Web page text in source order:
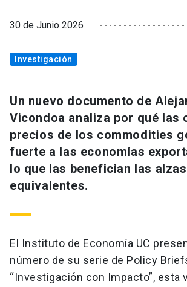
30 de Junio 2026
Investigación
Un nuevo documento de
Vicondoa analiza por qué las
precios de los commodities
fuerte a las economías
lo que las benefician las alzas
equivalentes.
El Instituto de Economía UC
número de su serie de Policy
“Investigación con Impacto”, esta